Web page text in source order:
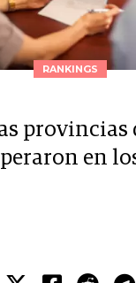
RANKINGS
provincias
en